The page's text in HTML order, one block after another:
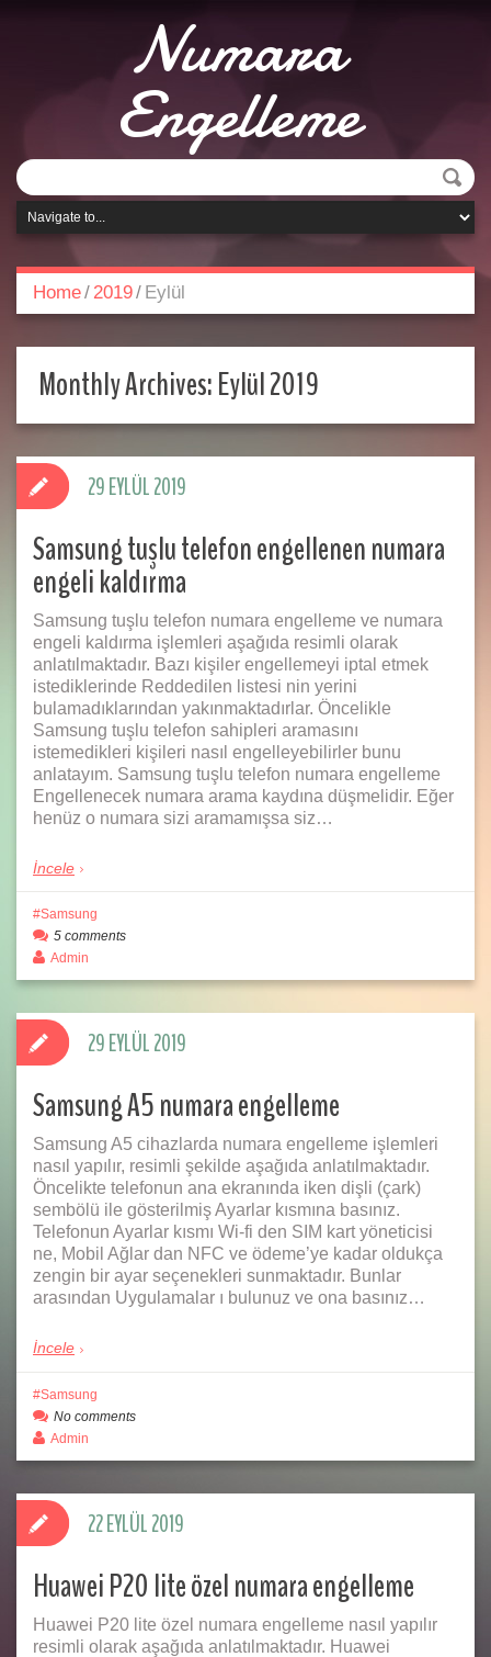
Numara
Engelleme
Home/ 2019/ Eylül
Monthly Archives:Eylül 2019
Samsung tuşlu telefon engellenen numara
engeli kaldırma
Samsung tuşlu telefon numara engelleme ve numara
engeli kaldırma işlemleri aşağıda resimli olarak
anlatılmaktadır. Bazı kişiler engellemeyi iptal etmek
istediklerinde Reddedilen listesi nin yerini
bulamadıklarından yakınmaktadırlar. Öncelikle
Samsung tuşlu telefon sahipleri aramasını
istemedikleri kişileri nasıl engelleyebilirler bunu
anlatayım. Samsung tuşlu telefon numara engelleme
Engellenecek numara arama kaydına düşmelidir. Eğer
henüz o numara sizi aramamışsa siz…
İncele
29 EYLÜL 2019
Samsung
5 comments
Admin
Samsung A5 numara engelleme
Samsung A5 cihazlarda numara engelleme işlemleri
nasıl yapılır, resimli şekilde aşağıda anlatılmaktadır.
Öncelikte telefonun ana ekranında iken dişli (çark)
sembölü ile gösterilmiş Ayarlar kısmına basınız.
Telefonun Ayarlar kısmı Wi-fi den SIM kart yöneticisi
ne, Mobil Ağlar dan NFC ve ödeme’ye kadar oldukça
zengin bir ayar seçenekleri sunmaktadır. Bunlar
arasından Uygulamalar ı bulunuz ve ona basınız…
İncele
29 EYLÜL 2019
Samsung
No comments
Admin
Huawei P20 lite özel numara engelleme
Huawei P20 lite özel numara engelleme nasıl yapılır
resimli olarak aşağıda anlatılmaktadır. Huawei
22 EYLÜL 2019